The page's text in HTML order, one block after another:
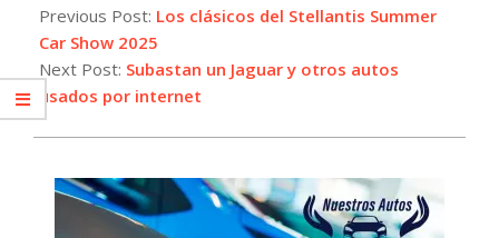
01-
10
Previous Post: Los clásicos del Stellantis Summer
Car Show 2025
Next Post: Subastan un Jaguar y otros autos
usados por internet